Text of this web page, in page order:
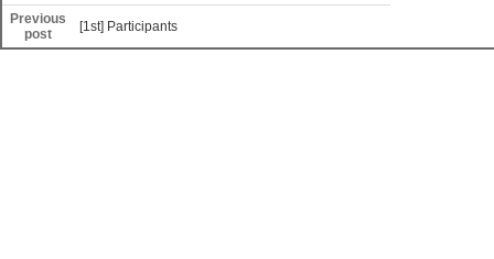
Previous
post
[1st] Participants